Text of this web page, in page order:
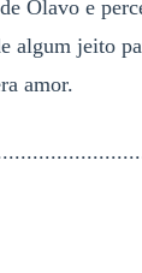
Olavo e
algum jeito
amor.